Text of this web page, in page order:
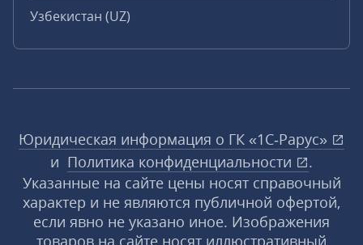
Узбекистан (UZ)
Юридическая информация о ГК «1С‑Рарус»
и Политика конфиденциальности
.
Указанные на сайте цены носят справочный
характер и не являются публичной офертой,
если явно не указано иное. Изображения
товаров на сайте носят иллюстративный